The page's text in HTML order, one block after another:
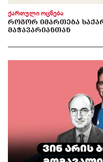
ქართული ოცნება
ᲠᲝᲒᲝᲠ ᲘᲛᲐᲠᲗᲔᲑᲐ
ᲛᲐᲭᲐᲕᲐᲠᲘᲐᲜᲗᲐᲜ